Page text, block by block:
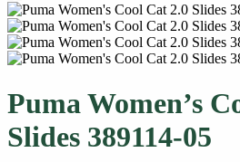
Puma Women’s
Slides 389114-05